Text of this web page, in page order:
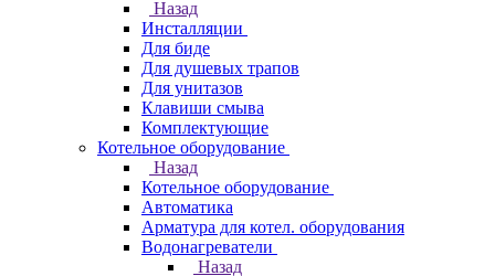
Назад
Инсталляции
Для биде
Для душевых трапов
Для унитазов
Клавиши смыва
Комплектующие
Котельное оборудование
Назад
Котельное оборудование
Автоматика
Арматура для котел. оборудования
Водонагреватели
Назад